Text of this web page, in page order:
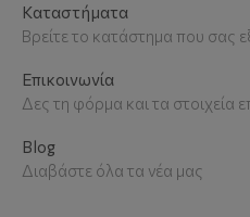
Καταστήματα
Βρείτε το κατάστημα που σας
Επικοινωνία
Δες τη φόρμα και τα στοιχεία
Blog
Διαβάστε όλα τα νέα μας